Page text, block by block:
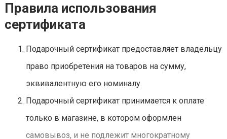
Правила использования
сертификата
Подарочный сертификат предоставляет владельцу
право приобретения на товаров на сумму,
эквивалентную его номиналу.
Подарочный сертификат принимается к оплате
только в магазине, в котором оформлен
самовывоз, и не подлежит многократному